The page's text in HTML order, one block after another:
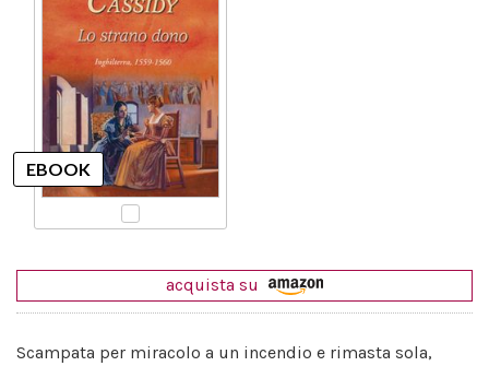
acquista su
Scampata per miracolo a un incendio e rimasta sola,